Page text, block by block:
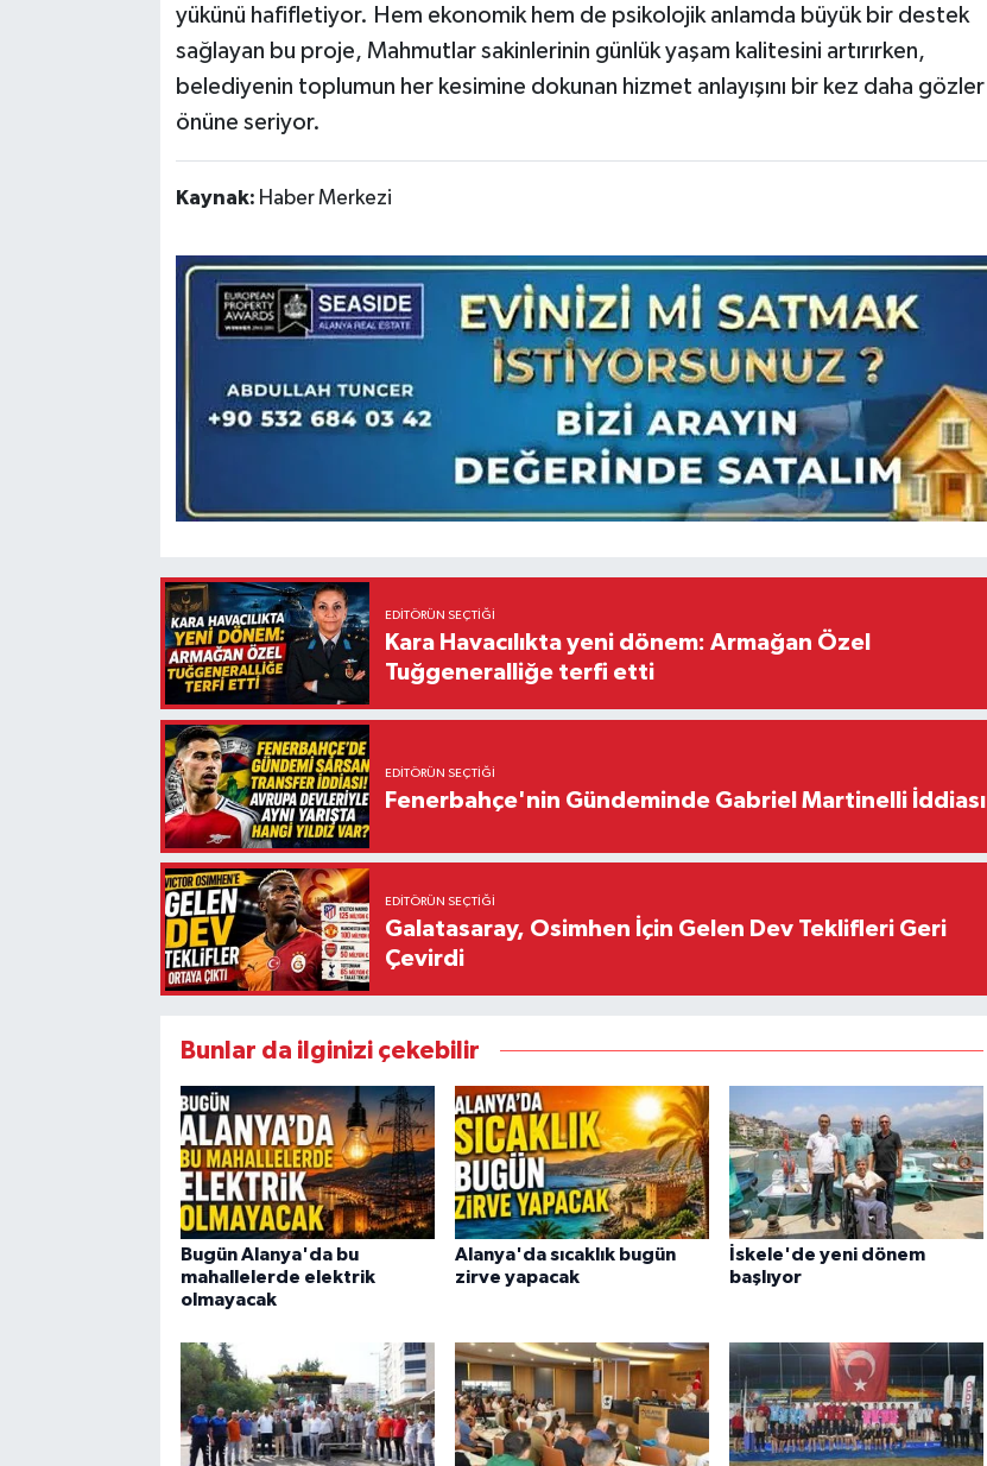
yükünü hafifletiyor. Hem ekonomik hem de psikolojik anlamda büyük bir destek
sağlayan bu proje, Mahmutlar sakinlerinin günlük yaşam kalitesini artırırken,
belediyenin toplumun her kesimine dokunan hizmet anlayışını bir kez daha gözler
önüne seriyor.
Kaynak: Haber Merkezi
EDITÖRÜN SEÇTIĞI
Kara Havacılıkta yeni dönem: Armağan Özel
Tuğgeneralliğe terfi etti
EDITÖRÜN SEÇTIĞI
Fenerbahçe'nin Gündeminde Gabriel Martinelli İddiası
EDITÖRÜN SEÇTIĞI
Galatasaray, Osimhen İçin Gelen Dev Teklifleri Geri
Çevirdi
Bunlar da ilginizi çekebilir
Bugün Alanya'da bu
mahallelerde elektrik
olmayacak
Alanya'da sıcaklık bugün
zirve yapacak
İskele'de yeni dönem
başlıyor